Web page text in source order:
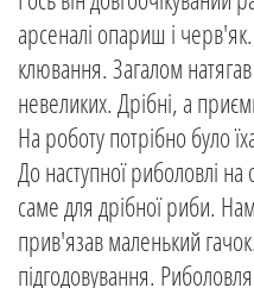
арсеналі опариш і черв'як.
клювання. Загалом
невеликих. Дрібні, а
На роботу потрібно було
До наступної риболовлі на
саме для дрібної риби.
прив'язав маленький
підгодовування.